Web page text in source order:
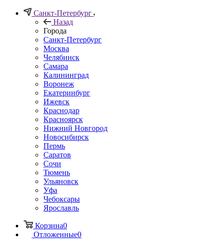
Санкт-Петербург
Назад
Города
Санкт-Петербург
Москва
Челябинск
Самара
Калининград
Воронеж
Екатеринбург
Ижевск
Краснодар
Красноярск
Нижний Новгород
Новосибирск
Пермь
Саратов
Сочи
Тюмень
Ульяновск
Уфа
Чебоксары
Ярославль
Корзина0
Отложенные0